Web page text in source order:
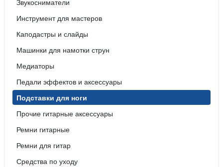
Звукосниматели
Инструмент для мастеров
Каподастры и слайды
Машинки для намотки струн
Медиаторы
Педали эффектов и аксессуары
Подставки для ноги
Прочие гитарные аксессуары
Ремни гитарные
Ремни для гитар
Средства по уходу